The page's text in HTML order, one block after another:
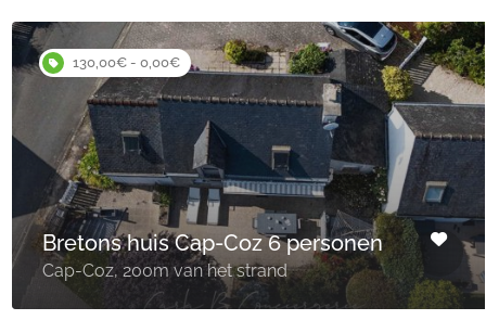
130,00€ - 0,00€
Bretons huis Cap-Coz 6 personen
Cap-Coz, 200m van het strand